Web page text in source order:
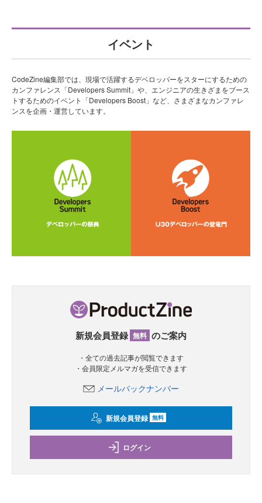
イベント
CodeZine編集部では、現場で活躍するデベロッパーをスターにするための
カンファレンス「Developers Summit」や、エンジニアの生きざまをブース
トするためのイベント「Developers Boost」など、さまざまなカンファレ
ンスを企画・運営しています。
新規会員登録 無料 のご案内
・全ての過去記事が閲覧できます
・会員限定メルマガを受信できます
メールバックナンバー
新規会員登録 無料
ログイン